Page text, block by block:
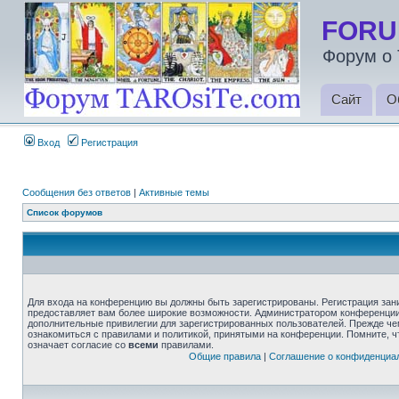
Форум о
Сайт
Вход Регистрация
Сообщения без ответов | Активные темы
Список форумов
Для входа на конференцию вы должны быть зарегистрированы. Регистрация
предоставляет вам более широкие возможности. Администратором
дополнительные привилегии для зарегистрированных пользователей. Прежде
ознакомиться с правилами и политикой, принятыми на конференции. Помните,
означает согласие со всеми правилами.
Общие правила| Соглашение о